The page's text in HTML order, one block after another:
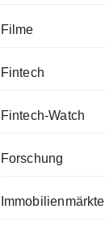
Filme
Fintech
Fintech-Watch
Forschung
Immobilienmärkte